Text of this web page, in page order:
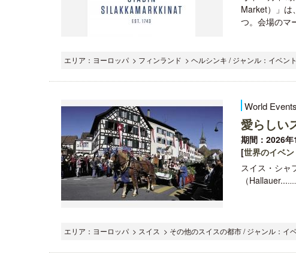
Market）」は
つ。会場のマ
エリア：ヨーロッパ > フィンランド > ヘルシンキ / ジャンル：イベン
World Events
愛らしい
期間：2026
[世界のイベン
スイス・シャ
（Hallauer...
エリア：ヨーロッパ > スイス > その他のスイスの都市 / ジャンル：イ